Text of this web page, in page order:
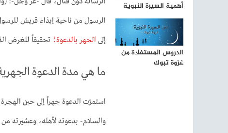
أهمية السيرة النبوية
الدروس المستفادة من
غزوة تبوك
الرسول من ناحية إيذاء قريش
إلى الجهر بالدعوة؛ تحقيقاً للغرض
ما هي مدة الدعوة
استمرّت الدعوة جهراً إلى حين الهجرة
والسلام- بدعوته لأهله، وعشيرته